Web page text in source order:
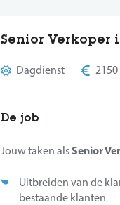
Senior Verkoper
Dagdienst 2150
De job
Jouw taken alsSenior
Uitbreiden van de
bestaande klanten